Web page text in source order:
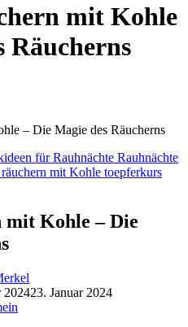
mit Kohle
Räucherns
– Die Magie des Räucherns
mit Kohle – Die
202423. Januar 2024